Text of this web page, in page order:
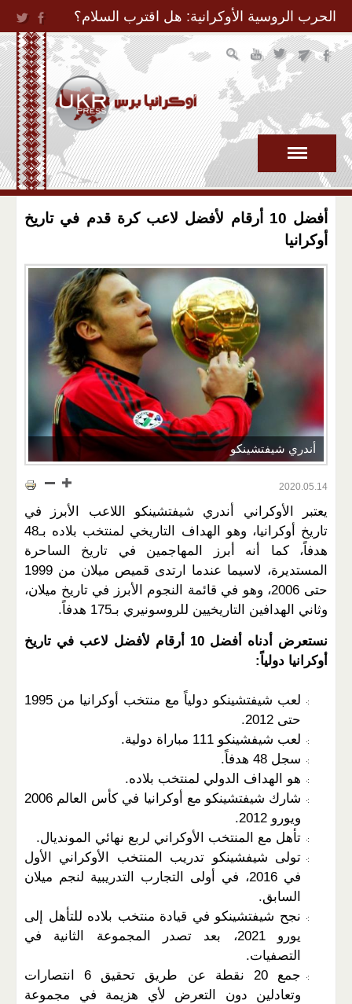
Jump to Navigation
الحرب الروسية الأوكرانية: هل اقترب السلام؟
أفضل 10 أرقام لأفضل لاعب كرة قدم في تاريخ
أوكرانيا
أندري شيفتشينكو
2020.05.14
يعتبر الأوكراني أندري شيفتشينكو اللاعب الأبرز في
تاريخ أوكرانيا، وهو الهداف التاريخي لمنتخب بلاده بـ48
هدفاً، كما أنه أبرز المهاجمين في تاريخ الساحرة
المستديرة، لاسيما عندما ارتدى قميص ميلان من 1999
حتى 2006، وهو في قائمة النجوم الأبرز في تاريخ ميلان،
وثاني الهدافين التاريخيين للروسونيري بـ175 هدفاً.
نستعرض أدناه أفضل 10 أرقام لأفضل لاعب في تاريخ
أوكرانيا دولياً:
لعب شيفتشينكو دولياً مع منتخب أوكرانيا من 1995
حتى 2012.
لعب شيفشينكو 111 مباراة دولية.
سجل 48 هدفاً.
هو الهداف الدولي لمنتخب بلاده.
شارك شيفتشينكو مع أوكرانيا في كأس العالم 2006
ويورو 2012.
تأهل مع المنتخب الأوكراني لربع نهائي المونديال.
تولى شيفشينكو تدريب المنتخب الأوكراني الأول
في 2016، في أولى التجارب التدريبية لنجم ميلان
السابق.
نجح شيفتشينكو في قيادة منتخب بلاده للتأهل إلى
يورو 2021، بعد تصدر المجموعة الثانية في
التصفيات.
جمع 20 نقطة عن طريق تحقيق 6 انتصارات
وتعادلين دون التعرض لأي هزيمة في مجموعة